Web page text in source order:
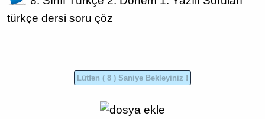
türkçe dersi soru çöz